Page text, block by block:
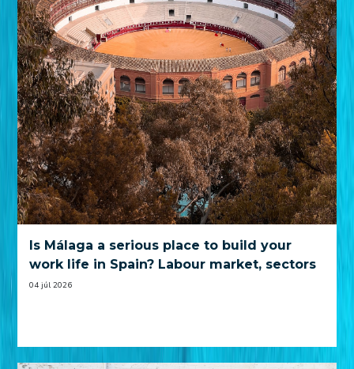
Is Málaga a serious place to build your
work life in Spain? Labour market, sectors
and practical trade-offs
04 júl 2026